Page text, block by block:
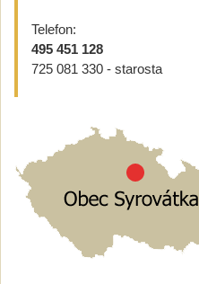
Telefon:
495 451 128
725 081 330 - starosta